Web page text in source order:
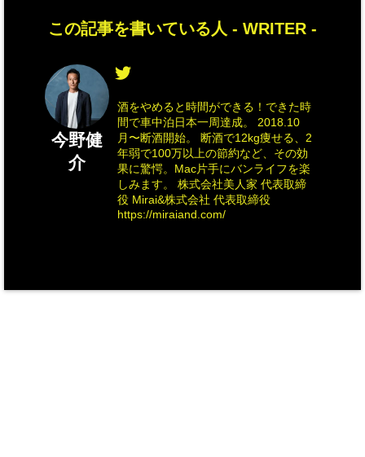
この記事を書いている人 - WRITER -
今野健
介
酒をやめると時間ができる！できた時
間で車中泊日本一周達成。 2018.10
月〜断酒開始。 断酒で12kg痩せる、2
年弱で100万以上の節約など、その効
果に驚愕。Mac片手にバンライフを楽
しみます。 株式会社美人家 代表取締
役 Mirai&株式会社 代表取締役
https://miraiand.com/